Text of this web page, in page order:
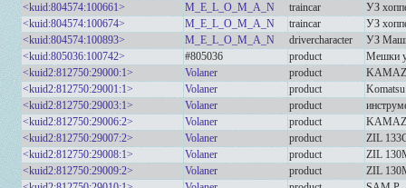
<kuid:804574:100661>
M_E_L_O_M_A_N traincar
УЗ
<kuid:804574:100674>
M_E_L_O_M_A_N traincar
УЗ
<kuid:804574:100893>
M_E_L_O_M_A_N drivercharacter
УЗ
<kuid:805036:100742>
#805036 product
Мешки
<kuid2:812750:29000:1>
Volaner product
KAMAZ
<kuid2:812750:29001:1>
Volaner product
<kuid2:812750:29003:1>
Volaner product
<kuid2:812750:29006:2>
Volaner product
KAMAZ
<kuid2:812750:29007:2>
Volaner product
ZIL
<kuid2:812750:29008:1>
Volaner product
ZIL
<kuid2:812750:29009:2>
Volaner product
ZIL